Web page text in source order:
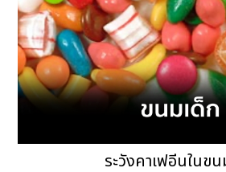
ระวังคาเฟอีนในข